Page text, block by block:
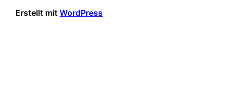
Erstellt mitWordPress